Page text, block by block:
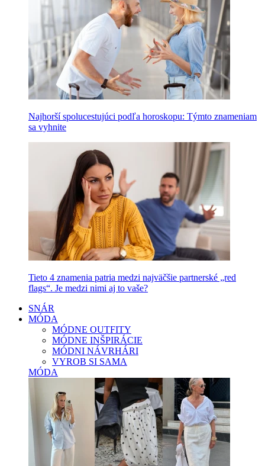
Najhorší spolucestujúci podľa horoskopu: Týmto znameniam
sa vyhnite
Tieto 4 znamenia patria medzi najväčšie partnerské „red
flags“. Je medzi nimi aj to vaše?
SNÁR
MÓDA
MÓDNE OUTFITY
MÓDNE INŠPIRÁCIE
MÓDNI NÁVRHÁRI
VYROB SI SAMA
MÓDA